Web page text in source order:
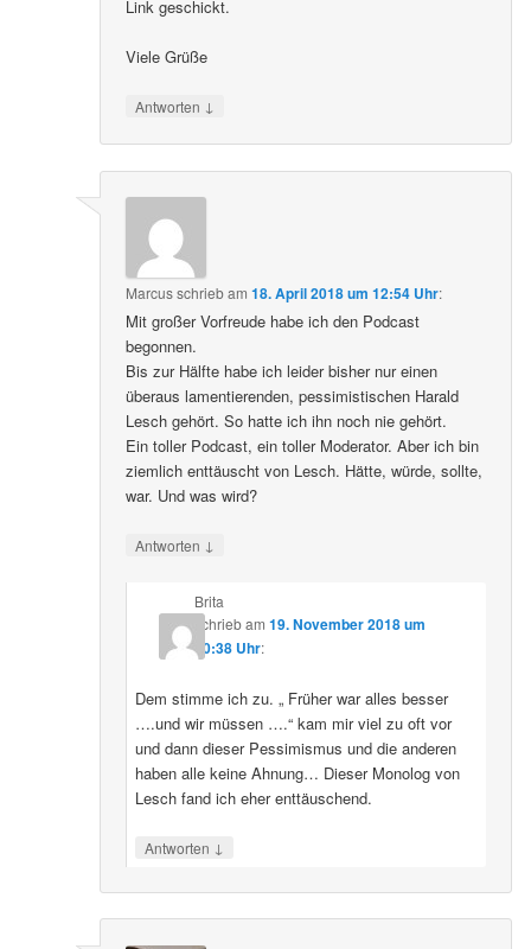
Link geschickt.
Viele Grüße
Antworten ↓
Marcusschriebam18. April 2018 um 12:54 Uhr:
Mit großer Vorfreude habe ich den Podcast
begonnen.
Bis zur Hälfte habe ich leider bisher nur einen
überaus lamentierenden, pessimistischen Harald
Lesch gehört. So hatte ich ihn noch nie gehört.
Ein toller Podcast, ein toller Moderator. Aber ich bin
ziemlich enttäuscht von Lesch. Hätte, würde, sollte,
war. Und was wird?
Antworten ↓
Brita
schriebam 19. November 2018 um
20:38 Uhr:
Dem stimme ich zu. „ Früher war alles besser
….und wir müssen ….“ kam mir viel zu oft vor
und dann dieser Pessimismus und die anderen
haben alle keine Ahnung… Dieser Monolog von
Lesch fand ich eher enttäuschend.
Antworten ↓